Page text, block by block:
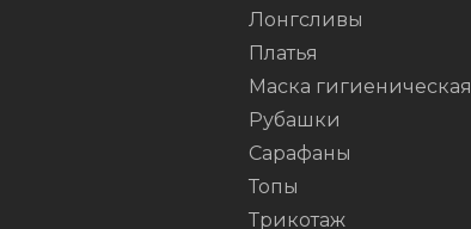
Лонгсливы
Платья
Маска гигиеническая
Рубашки
Сарафаны
Топы
Трикотаж